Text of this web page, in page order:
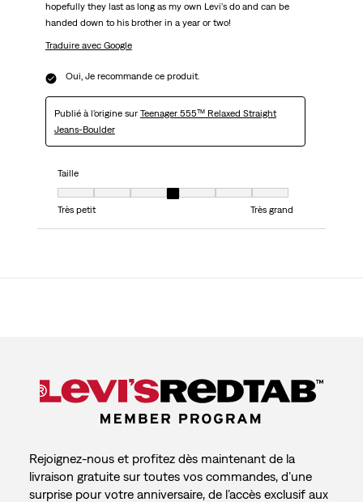
hopefully they last as long as my own Levi's do and can be
handed down to his brother in a year or two!
Traduire avec Google
Oui, Je recommande ce produit.
Publié à l'origine sur Teenager 555™ Relaxed Straight
Jeans-Boulder
Taille
Taille, 4 sur 7, où 1 est égal à Très petit et 7 est égal à Très grand
Très petit
Très grand
Rejoignez-nous et profitez dès maintenant de la
livraison gratuite sur toutes vos commandes, d’une
surprise pour votre anniversaire, de l’accès exclusif aux